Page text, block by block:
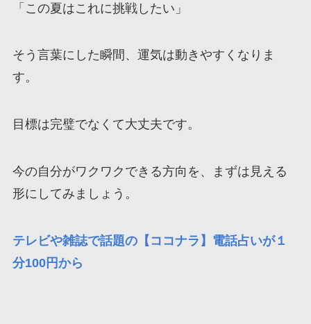
「この夏はこれに挑戦したい」
そう言葉にした瞬間、運気は動きやすくなりま
す。
目標は完璧でなくて大丈夫です。
今の自分がワクワクできる方向を、まずは見える
形にしてみましょう。
テレビや雑誌で話題の【ココナラ】電話占いが１
分100円から